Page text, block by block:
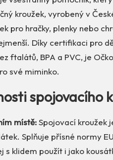
kroužek, vyrobený v
pro hračky, plenky nebo
Díky certifikaci pro
ftalátů, BPA a PVC, je
své miminko.
spojovacího
místě:Spojovací kroužek
Splňuje přísné normy
s klidem použít i jako